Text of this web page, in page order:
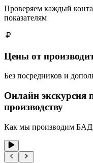
Проверяем каждый
показателям
Цены от
Без посредников и
Онлайн экскурсия
производству
Как мы производим